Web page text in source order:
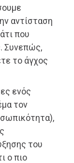
αντίσταση
που
Συνεπώς,
το άγχος
ενός
τον
του
ο πιο